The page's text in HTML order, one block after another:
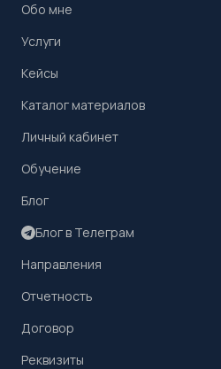
Обо мне
Услуги
Кейсы
Каталог материалов
Личный кабинет
Обучение
Блог
Блог в Телеграм
Направления
Отчетность
Договор
Реквизиты